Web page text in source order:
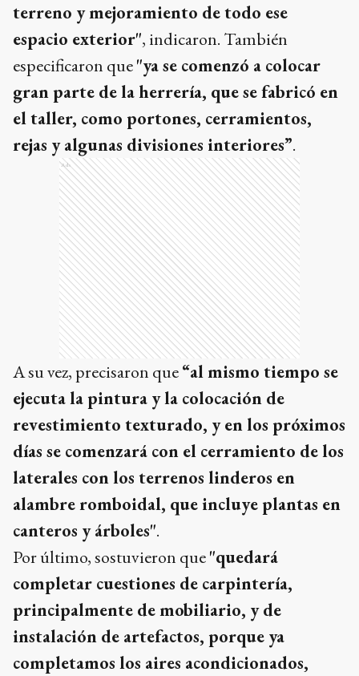
terreno y mejoramiento de todo ese
espacio exterior", indicaron. También
especificaron que"ya se comenzó a colocar
gran parte de la herrería, que se fabricó en
el taller, como portones, cerramientos,
rejas y algunas divisiones interiores”.
Ads
A su vez, precisaron que“al mismo tiempo se
ejecuta la pintura y la colocación de
revestimiento texturado, y en los próximos
días se comenzará con el cerramiento de los
laterales con los terrenos linderos en
alambre romboidal, que incluye plantas en
canteros y árboles".
Por último, sostuvieron que"quedará
completar cuestiones de carpintería,
principalmente de mobiliario, y de
instalación de artefactos, porque ya
completamos los aires acondicionados,